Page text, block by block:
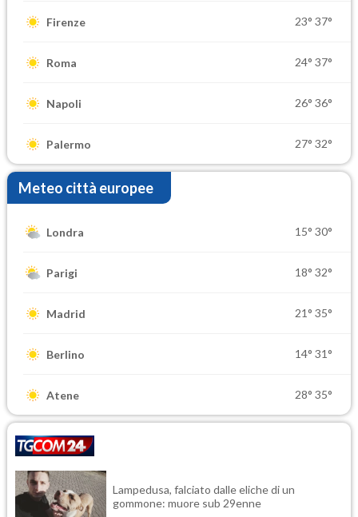
Firenze 23° 37°
Roma 24° 37°
Napoli 26° 36°
Palermo 27° 32°
Meteo città europee
Londra 15° 30°
Parigi 18° 32°
Madrid 21° 35°
Berlino 14° 31°
Atene 28° 35°
Lampedusa, falciato dalle eliche di un
gommone: muore sub 29enne